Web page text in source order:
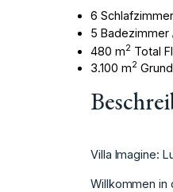
6 Schlafzimmer
5 Badezimmer
480 m2 Total
3.100 m2
Villa Imagine:
Willkommen in